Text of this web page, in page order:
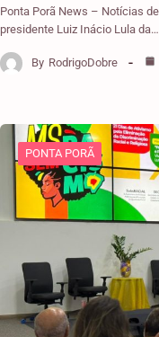
Ponta Porã News – Notícias
presidente Luiz Inácio Lula da…
By RodrigoDobre
PONTA PORÃ